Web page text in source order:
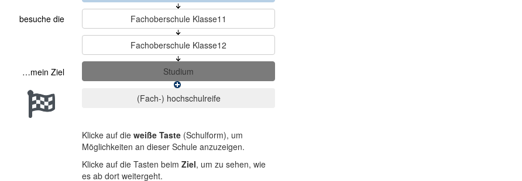
besuche die
…mein Ziel
Klicke auf die weiße Taste (Schulform), um
Möglichkeiten an dieser Schule anzuzeigen.
Klicke auf die Tasten beim Ziel, um zu sehen, wie
es ab dort weitergeht.